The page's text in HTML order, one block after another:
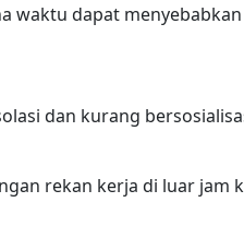
waktu dapat
dan kurang
rekan kerja di luar jam